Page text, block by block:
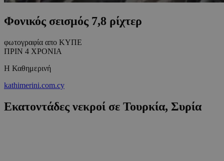
Φονικός σεισμός 7,8 ρίχτερ
φωτογραφία απο ΚΥΠΕ
ΠΡΙΝ 4 ΧΡΟΝΙΑ
Η Καθημερινή
kathimerini.com.cy
Εκατοντάδες νεκροί σε Τουρκία, Συρία